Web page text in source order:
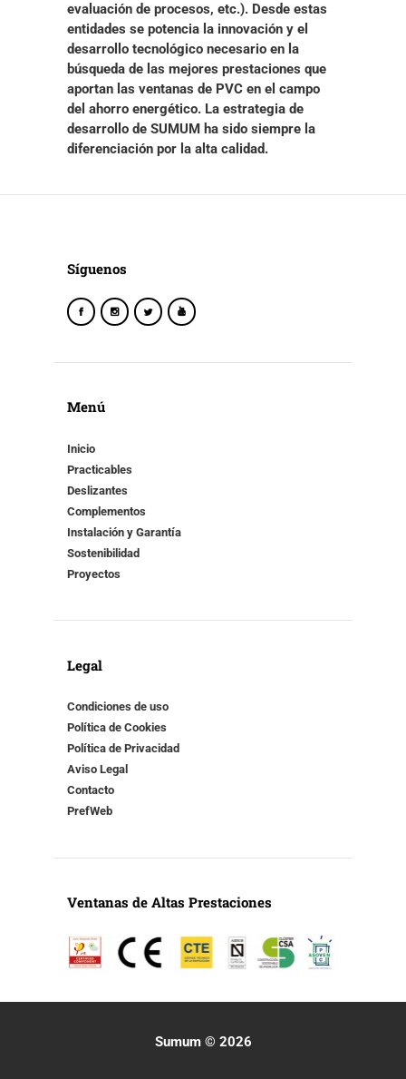
evaluación de procesos, etc.). Desde estas
entidades se potencia la innovación y el
desarrollo tecnológico necesario en la
búsqueda de las mejores prestaciones que
aportan las ventanas de PVC en el campo
del ahorro energético. La estrategia de
desarrollo de SUMUM ha sido siempre la
diferenciación por la alta calidad.
Síguenos
Menú
Inicio
Practicables
Deslizantes
Complementos
Instalación y Garantía
Sostenibilidad
Proyectos
Legal
Condiciones de uso
Política de Cookies
Política de Privacidad
Aviso Legal
Contacto
PrefWeb
Ventanas de Altas Prestaciones
Sumum © 2026